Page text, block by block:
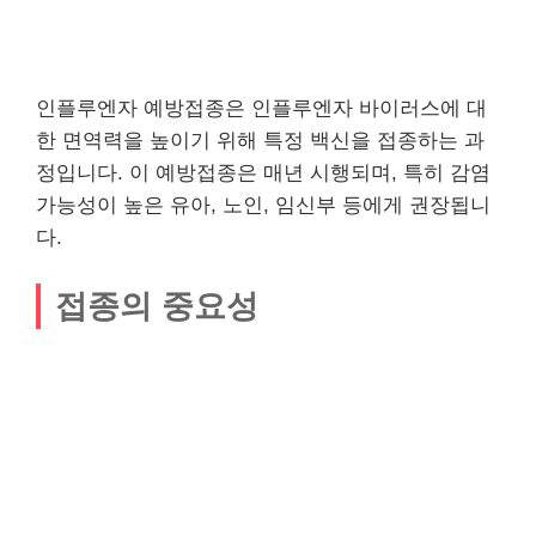
인플루엔자 예방접종은 인플루엔자 바이러스에 대
한 면역력을 높이기 위해 특정 백신을 접종하는 과
정입니다. 이 예방접종은 매년 시행되며, 특히 감염
가능성이 높은 유아, 노인, 임신부 등에게 권장됩니
다.
접종의 중요성